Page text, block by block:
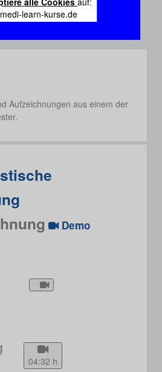
learn-kurse.de
Aufzeichnungen aus einem der
Demo
04:32 h